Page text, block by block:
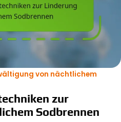
von nächtlichem
zur
Sodbrennen